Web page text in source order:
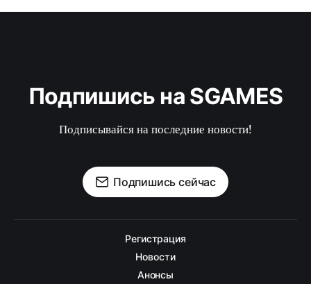
Подпишись на SGAMES
Подписывайся на последние новости!
Подпишись сейчас
Регистрация
Новости
Анонсы